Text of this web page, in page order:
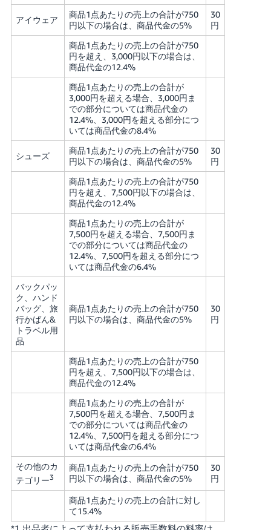
アイウェア
商品1点あたりの売上の合計が750
円以下の場合は、商品代金の5%
30
円
商品1点あたりの売上の合計が750
円を超え、3,000円以下の場合は、
商品代金の12.4%
商品1点あたりの売上の合計が
3,000円を超える場合、3,000円ま
での部分については商品代金の
12.4%、3,000円を超える部分につ
いては商品代金の8.4%
シューズ
商品1点あたりの売上の合計が750
円以下の場合は、商品代金の5%
30
円
商品1点あたりの売上の合計が750
円を超え、7,500円以下の場合は、
商品代金の12.4%
商品1点あたりの売上の合計が
7,500円を超える場合、7,500円ま
での部分については商品代金の
12.4%、7,500円を超える部分につ
いては商品代金の6.4%
バックパッ
ク、ハンド
バッグ、旅
行かばん&
トラベル用
品
商品1点あたりの売上の合計が750
円以下の場合は、商品代金の5%
30
円
商品1点あたりの売上の合計が750
円を超え、7,500円以下の場合は、
商品代金の12.4%
商品1点あたりの売上の合計が
7,500円を超える場合、7,500円ま
での部分については商品代金の
12.4%、7,500円を超える部分につ
いては商品代金の6.4%
その他のカ
テゴリー3
商品1点あたりの売上の合計が750
円以下の場合は、商品代金の5%
30
円
商品1点あたりの売上の合計に対し
て15.4%